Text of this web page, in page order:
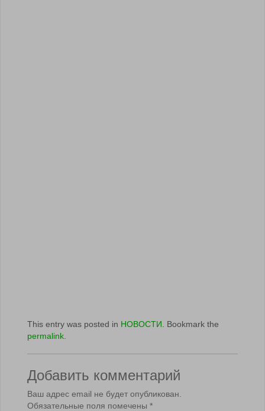
This entry was posted in НОВОСТИ . Bookmark the
permalink
Добавить комментарий
Ваш адрес email не будет опубликован.
Обязательные поля помечены *